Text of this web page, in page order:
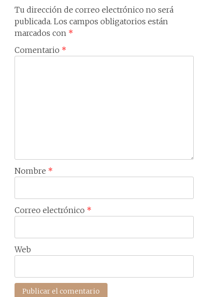
Tu dirección de correo electrónico no será
publicada. Los campos obligatorios están
marcados con *
Comentario *
Nombre *
Correo electrónico *
Web